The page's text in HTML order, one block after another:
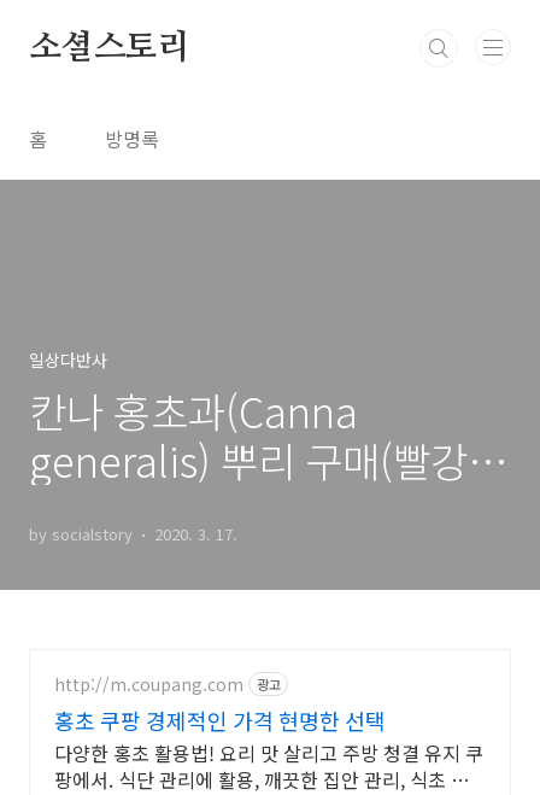
소셜스토리
홈 방명록
일상다반사
칸나 홍초과(Canna
generalis) 뿌리 구매(빨강,
by socialstory 2020. 3. 17.
http://m.coupang.com 광고
홍초 쿠팡 경제적인 가격 현명한 선택
다양한 홍초 활용법! 요리 맛 살리고 주방 청결 유지 쿠
팡에서. 식단 관리에 활용, 깨끗한 집안 관리, 식초 하